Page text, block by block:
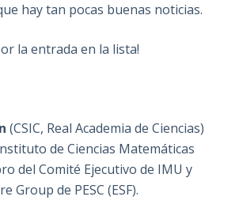
hay tan pocas buenas noticias.
la entrada en la lista!
(CSIC, Real Academia de Ciencias)
de Ciencias Matemáticas
del Comité Ejecutivo de IMU y
Group de PESC (ESF).